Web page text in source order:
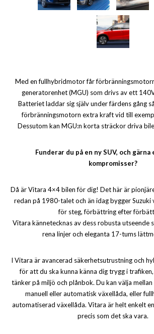
Med en fullhybridmotor får
generatorenhet (MGU) som drivs av ett
Batteriet laddar sig själv under färdens gång
förbränningsmotorn extra kraft vid till
Dessutom kan MGU:n korta sträckor driva
Funderar du på en ny SUV, och
kompromisser?
Då är Vitara 4×4 bilen för dig! Det här är
redan på 1980-talet och än idag bygger Suzuki
för steg, förbättring efter
Vitara kännetecknas av dess robusta utseende
rena linjer och eleganta 17-tums
I Vitara är avancerad säkerhetsutrustning och
för att du ska kunna känna dig trygg i
tänker på miljö och plånbok. Du kan välja
manuell eller automatisk växellåda, eller
automatiserad växellåda. Vitara är helt enkelt
precis som det ska vara.